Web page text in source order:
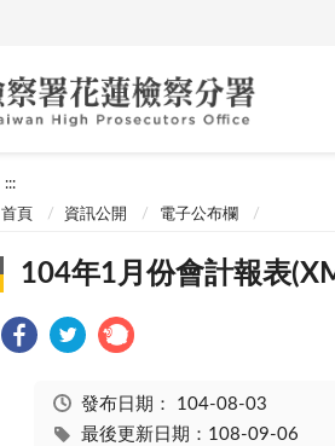
:::
首頁 資訊公開 電子公布欄
104年1月份會計報表
發布日期： 104-08-03
最後更新日期：108-09-06